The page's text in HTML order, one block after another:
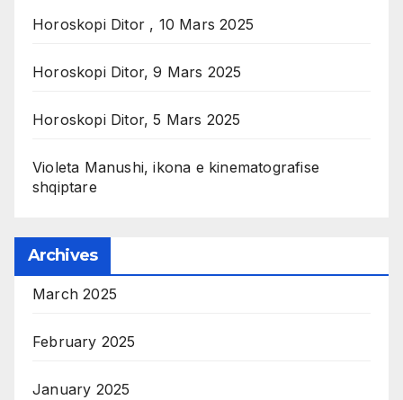
Horoskopi Ditor , 10 Mars 2025
Horoskopi Ditor, 9 Mars 2025
Horoskopi Ditor, 5 Mars 2025
Violeta Manushi, ikona e kinematografise
shqiptare
Archives
March 2025
February 2025
January 2025